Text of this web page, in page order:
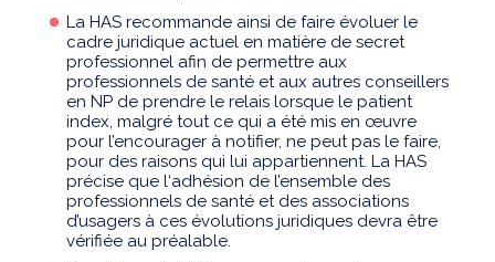
La HAS recommande ainsi de faire évoluer le
cadre juridique actuel en matière de secret
professionnel afin de permettre aux
professionnels de santé et aux autres conseillers
en NP de prendre le relais lorsque le patient
index, malgré tout ce qui a été mis en œuvre
pour l’encourager à notifier, ne peut pas le faire,
pour des raisons qui lui appartiennent. La HAS
précise que l‘adhésion de l’ensemble des
professionnels de santé et des associations
d’usagers à ces évolutions juridiques devra être
vérifiée au préalable.